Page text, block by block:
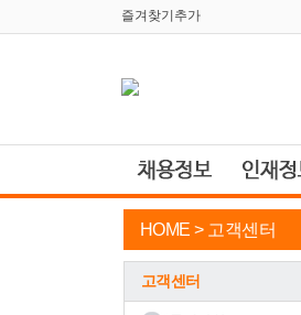
즐겨찾기추가
HOME > 고객센터
고객센터